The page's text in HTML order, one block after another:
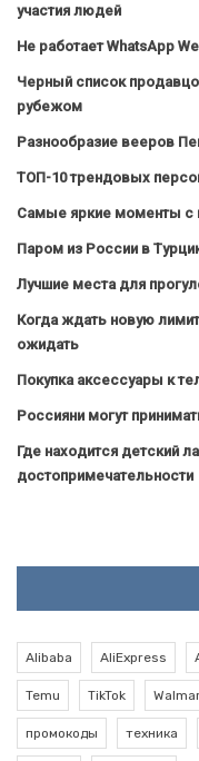
участия людей
Не работает WhatsApp
Черный список
рубежом
Разнообразие вееров
ТОП-10 трендовых
Самые яркие моменты с
Паром из России в
Лучшие места для
Когда ждать новую
ожидать
Покупка аксессуары к
Россияни могут
Где находится детский
достопримечательности
Alibaba AliExpress
Temu TikTok
промокоды техника